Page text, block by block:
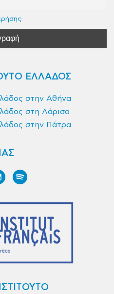
ΕΛΛΑΔΟΣ
στην Αθήνα
στη Λάρισα
στην Πάτρα